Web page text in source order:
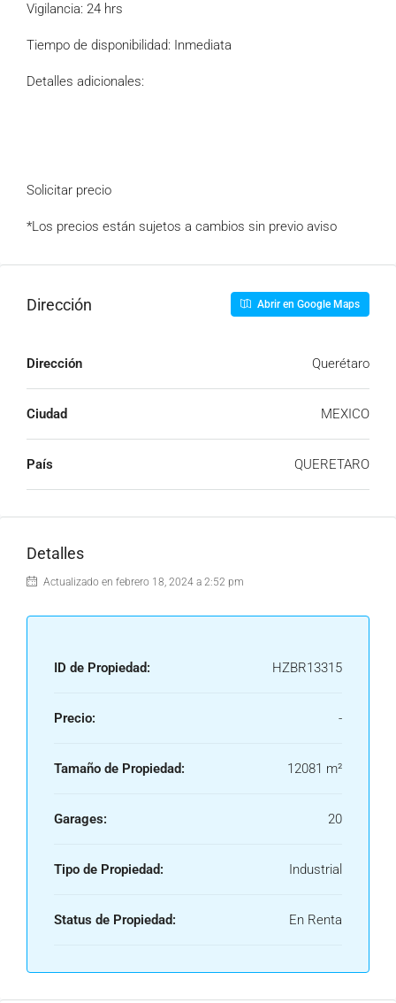
Vigilancia: 24 hrs
Tiempo de disponibilidad: Inmediata
Detalles adicionales:
Solicitar precio
*Los precios están sujetos a cambios sin previo aviso
Dirección Abrir en Google Maps
Dirección Querétaro
Ciudad MEXICO
País QUERETARO
Detalles
Actualizado en febrero 18, 2024 a 2:52 pm
ID de Propiedad: HZBR13315
Precio: -
Tamaño de Propiedad: 12081 m²
Garages: 20
Tipo de Propiedad: Industrial
Status de Propiedad: En Renta